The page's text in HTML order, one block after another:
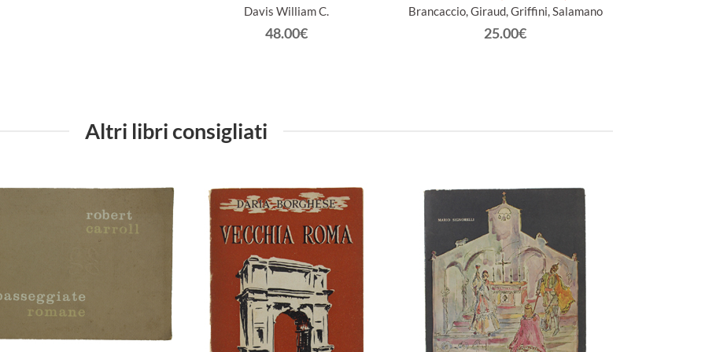
Davis William C.
48.00€
Brancaccio, Giraud, Griffini, Salamano
25.00€
Altri libri consigliati